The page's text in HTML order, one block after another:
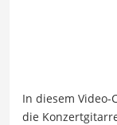
In diesem
die